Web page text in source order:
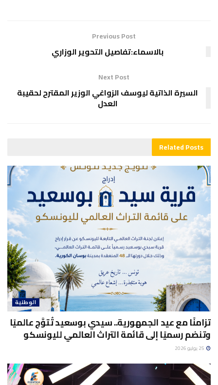
Previous Post
بالاسماء:تفاصيل التحوير الوزاري
Next Post
السيرة الذاتية ليوسف الزواغي الوزير المقترح لحقيبة
العدل
RelatedPosts
الوطنية
تزامنًا مع عيد الجمهورية.. سيدي بوسعيد تُتوَّج عالميًا
وتنضم رسميًا إلى قائمة التراث العالمي لليونسكو